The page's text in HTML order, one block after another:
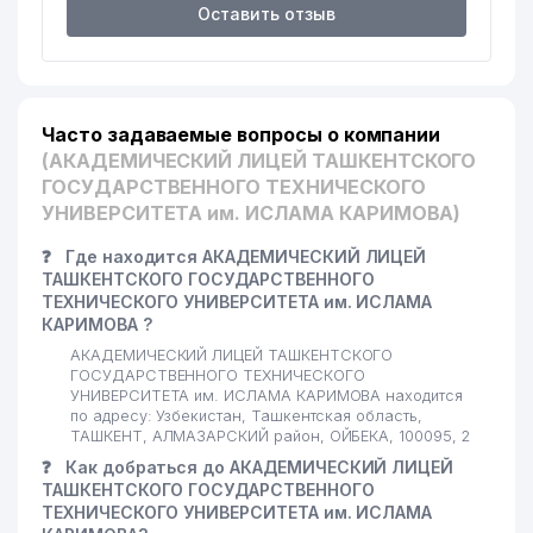
Оставить отзыв
Часто задаваемые вопросы о компании
(АКАДЕМИЧЕСКИЙ ЛИЦЕЙ ТАШКЕНТСКОГО
ГОСУДАРСТВЕННОГО ТЕХНИЧЕСКОГО
УНИВЕРСИТЕТА им. ИСЛАМА КАРИМОВА)
❓
Где находится АКАДЕМИЧЕСКИЙ ЛИЦЕЙ
ТАШКЕНТСКОГО ГОСУДАРСТВЕННОГО
ТЕХНИЧЕСКОГО УНИВЕРСИТЕТА им. ИСЛАМА
КАРИМОВА ?
АКАДЕМИЧЕСКИЙ ЛИЦЕЙ ТАШКЕНТСКОГО
ГОСУДАРСТВЕННОГО ТЕХНИЧЕСКОГО
УНИВЕРСИТЕТА им. ИСЛАМА КАРИМОВА находится
по адресу: Узбекистан, Ташкентская область,
ТАШКЕНТ, АЛМАЗАРСКИЙ район, ОЙБЕКА, 100095, 2
❓
Как добраться до АКАДЕМИЧЕСКИЙ ЛИЦЕЙ
ТАШКЕНТСКОГО ГОСУДАРСТВЕННОГО
ТЕХНИЧЕСКОГО УНИВЕРСИТЕТА им. ИСЛАМА